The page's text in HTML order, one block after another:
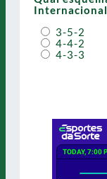
3-5-2
4-4-2
4-3-3